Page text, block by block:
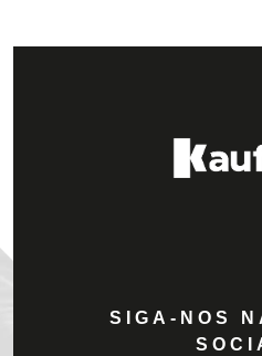
SIGA-NOS